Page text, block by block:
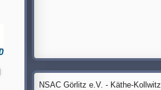
NSAC Görlitz e.V. - Käthe-